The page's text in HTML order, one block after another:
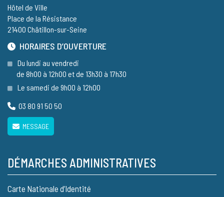
Hôtel de Ville
Place de la Résistance
21400 Châtillon-sur-Seine
HORAIRES D’OUVERTURE
Du lundi au vendredi
de 8h00 à 12h00 et de 13h30 à 17h30
Le samedi de 9h00 à 12h00
03 80 91 50 50
MESSAGE
DÉMARCHES ADMINISTRATIVES
Carte Nationale d’Identité